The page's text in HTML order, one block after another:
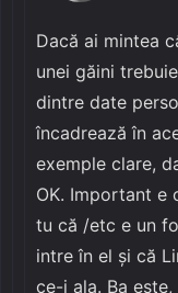
Dacă ai mintea
unei găini
dintre date
încadrează în
exemple clare,
OK. Important e
tu că /etc e un
intre în el și că
ce-i ala. Ba